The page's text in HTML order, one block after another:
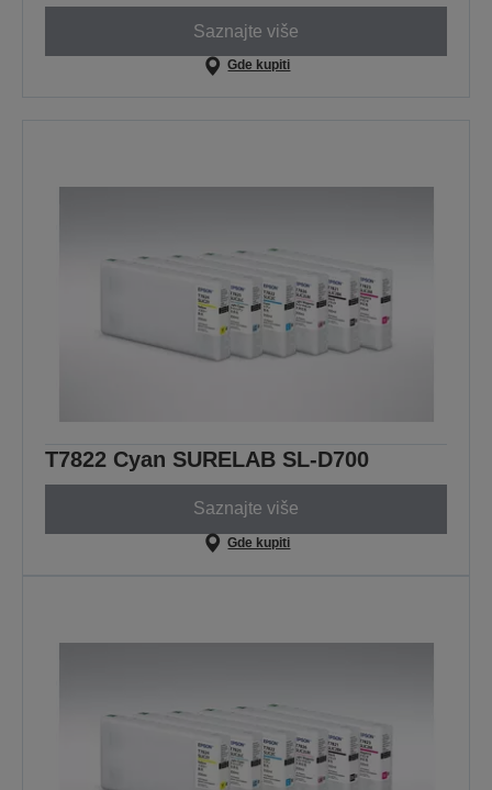
Saznajte više
Gde kupiti
T7822 Cyan SURELAB SL-D700
Saznajte više
Gde kupiti